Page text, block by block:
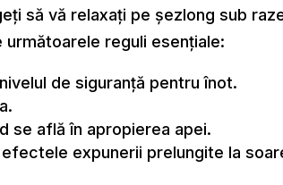
să vă relaxați pe șezlong sub
reguli esențiale:
de siguranță pentru înot.
se află în apropierea apei.
efectele expunerii prelungite la